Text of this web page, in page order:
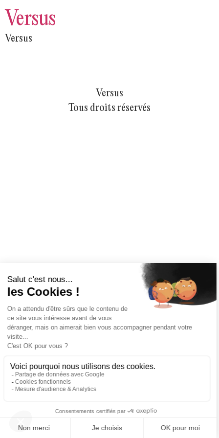
Versus
Versus
Versus
Tous droits réservés